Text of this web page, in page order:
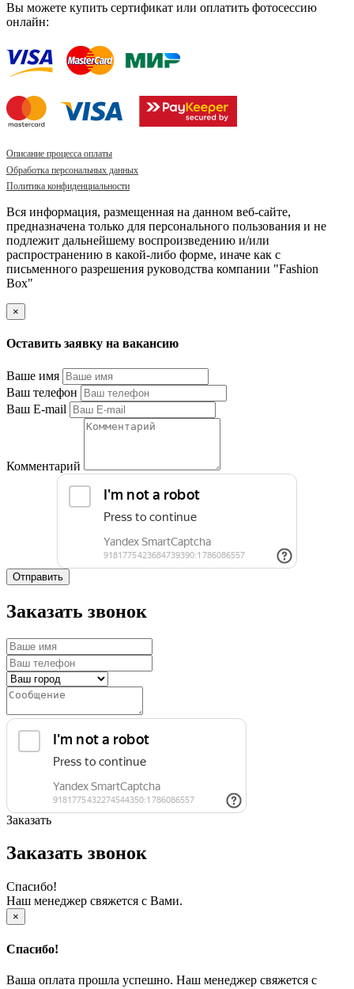
Вы можете купить сертификат или оплатить фотосессию
онлайн:
Описание процесса оплаты
Обработка персональных данных
Политика конфиденциальности
Вся информация, размещенная на данном веб-сайте,
предназначена только для персонального пользования и не
подлежит дальнейшему воспроизведению и/или
распространению в какой-либо форме, иначе как с
письменного разрешения руководства компании "Fashion
Box"
×
Оставить заявку на вакансию
Ваше имя
Ваш телефон
Ваш E-mail
Комментарий
Отправить
Заказать звонок
Заказать
Заказать звонок
Спасибо!
Наш менеджер свяжется с Вами.
×
Спасибо!
Ваша оплата прошла успешно. Наш менеджер свяжется с